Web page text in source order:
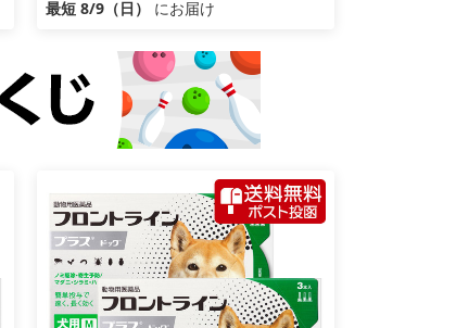
最短 8/9（日） にお届け